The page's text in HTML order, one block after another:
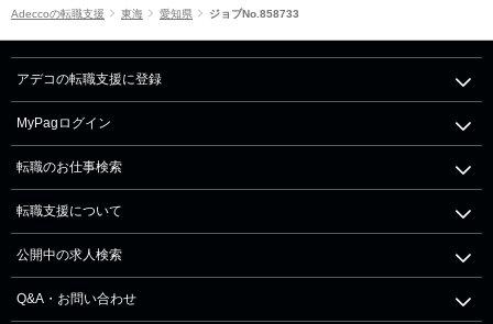
Adeccoの転職支援 東海 愛知県 ジョブNo.858733
アデコの転職支援に登録
MyPagログイン
転職のお仕事検索
転職支援について
公開中の求人検索
Q&A・お問い合わせ